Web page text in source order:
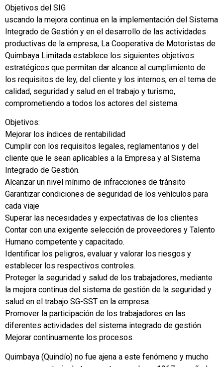
Objetivos del SIG
uscando la mejora continua en la implementación del Sistema
Integrado de Gestión y en el desarrollo de las actividades
productivas de la empresa, La Cooperativa de Motoristas de
Quimbaya Limitada establece los siguientes objetivos
estratégicos que permitan dar alcance al cumplimiento de
los requisitos de ley, del cliente y los internos, en el tema de
calidad, seguridad y salud en el trabajo y turismo,
comprometiendo a todos los actores del sistema.
Objetivos:
Mejorar los índices de rentabilidad
Cumplir con los requisitos legales, reglamentarios y del
cliente que le sean aplicables a la Empresa y al Sistema
Integrado de Gestión.
Alcanzar un nivel mínimo de infracciones de tránsito
Garantizar condiciones de seguridad de los vehículos para
cada viaje
Superar las necesidades y expectativas de los clientes
Contar con una exigente selección de proveedores y Talento
Humano competente y capacitado.
Identificar los peligros, evaluar y valorar los riesgos y
establecer los respectivos controles.
Proteger la seguridad y salud de los trabajadores, mediante
la mejora continua del sistema de gestión de la seguridad y
salud en el trabajo SG-SST en la empresa.
Promover la participación de los trabajadores en las
diferentes actividades del sistema integrado de gestión.
Mejorar continuamente los procesos.
Quimbaya (Quindío) no fue ajena a este fenómeno y mucho